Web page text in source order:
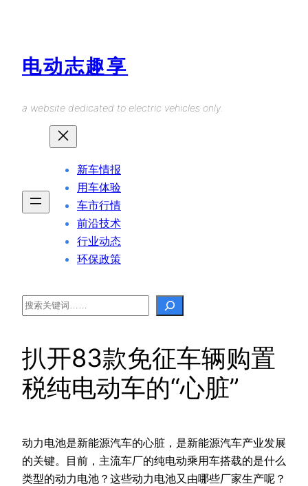
电动志趣享
a website dedicated to electric vehicles only.
新车情报
用车体验
车市行情
前沿技术
行业动态
环保政策
Search
扒开83款免征车辆购置
税纯电动车的“心脏”
动力电池是新能源汽车的心脏，是新能源汽车产业发展
的关键。目前，主流车厂的纯电动乘用车搭载的是什么
类型的动力电池？这些动力电池又由哪些厂家生产呢？